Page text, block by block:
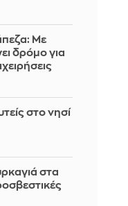
Με
δρόμο για
στο νησί
στα